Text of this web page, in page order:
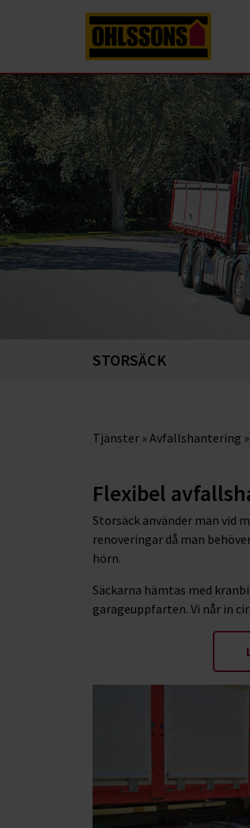
STORSÄCK
Tjänster »Avfallshantering »
Flexibel
Storsäck använder man vid
renoveringar då man
hörn.
Säckarna hämtas med
garageuppfarten. Vi når in